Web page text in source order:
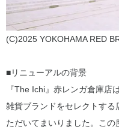
(C)2025 YOKOHAMA RED
■リニューアルの背景
『The Ichi』赤レンガ倉庫店
雑貨ブランドをセレクトす
ただいてまいりました。この